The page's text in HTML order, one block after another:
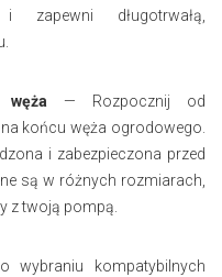
długotrwałą,
— Rozpocznij od
końcu węża ogrodowego.
i zabezpieczona przed
są w różnych rozmiarach,
z twoją pompą.
wybraniu kompatybilnych